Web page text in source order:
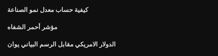
كيفية حساب معدل نمو الصناعة
مؤشر أحمر الشفاه
الدولار الامريكي مقابل الرسم البياني يوان